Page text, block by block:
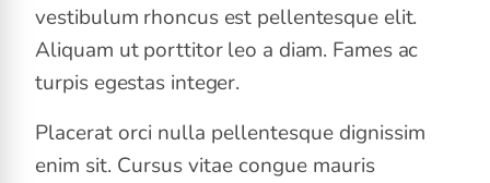
vestibulum rhoncus est pellentesque elit.
Aliquam ut porttitor leo a diam. Fames ac
turpis egestas integer.
Placerat orci nulla pellentesque dignissim
enim sit. Cursus vitae congue mauris